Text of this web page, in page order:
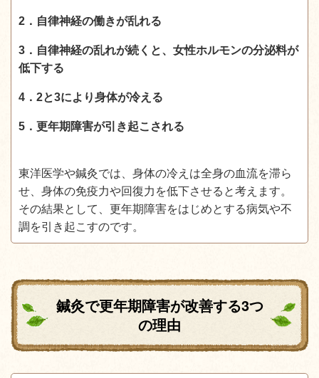
2．自律神経の働きが乱れる
3．自律神経の乱れが続くと、女性ホルモンの分泌料が
低下する
4．2と3により身体が冷える
5．更年期障害が引き起こされる
東洋医学や鍼灸では、身体の冷えは全身の血流を滞ら
せ、身体の免疫力や回復力を低下させると考えます。
その結果として、更年期障害をはじめとする病気や不
調を引き起こすのです。
鍼灸で更年期障害が改善する3つ
の理由